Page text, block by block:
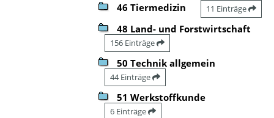
46 Tiermedizin 11 Einträge
48 Land- und Forstwirtschaft
156 Einträge
50 Technik allgemein
44 Einträge
51 Werkstoffkunde
6 Einträge